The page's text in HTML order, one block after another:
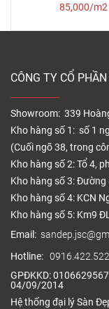
85,000/m2
CÔNG TY CỔ
Showroom: 339
Kho hàng số 1: số 1
(Cuối ngõ 38, trong
Kho hàng số 2: Tổ 4,
Kho hàng số 3:
Kho hàng số 4: KCN
Kho hàng số 5: Km9
Email:
Hotline: 0916.422.522
GPĐKKD:
04/09/2014
Hệ thống đại lý Sàn